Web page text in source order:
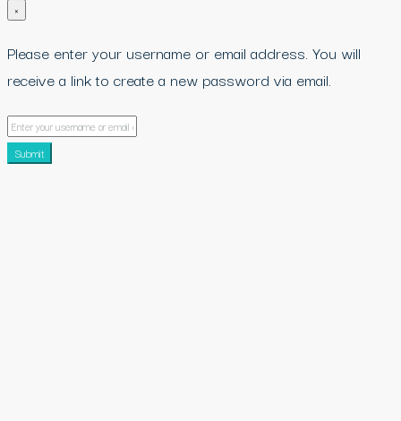
×
Please enter your username or email address. You will
receive a link to create a new password via email.
Submit